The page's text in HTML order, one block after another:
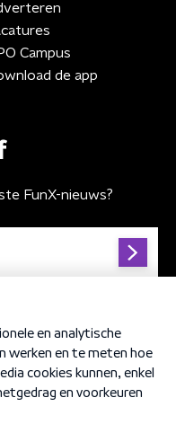
Campus
de app
FunX-nieuws?